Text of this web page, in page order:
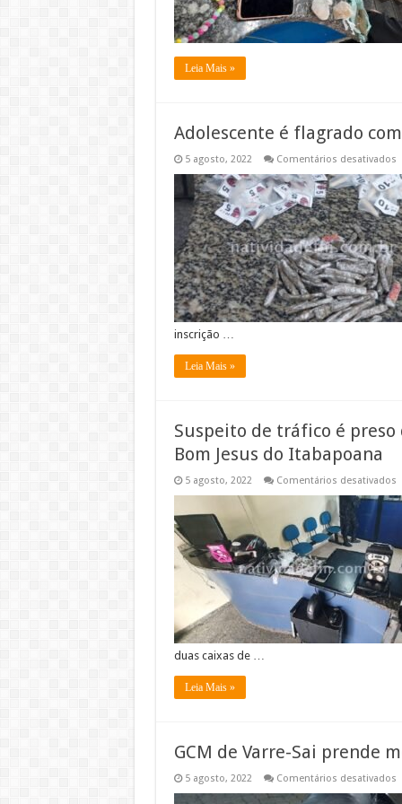
Leia Mais »
Adolescente é flagrado
5 agosto, 2022 Comentários desativados
é
inscrição …
Leia Mais »
Suspeito de tráfico é
Bom Jesus do Itabapoana
5 agosto, 2022 Comentários desativados
duas caixas de …
Leia Mais »
GCM de Varre-Sai prende
5 agosto, 2022 Comentários desativados